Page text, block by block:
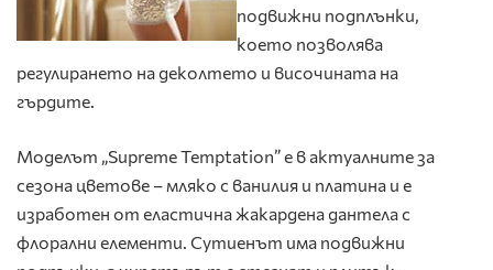
подвижни подплънки,
което позволява
регулирането на деколтето и височината на
гърдите.
Моделът „Supreme Temptation” е в актуалните за
сезона цветове – мляко с ванилия и платина и е
изработен от еластична жакардена дантела с
флорални елементи. Сутиенът има подвижни